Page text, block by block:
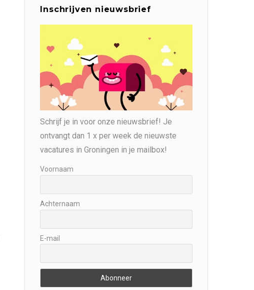
Inschrijven nieuwsbrief
Schrijf je in voor onze nieuwsbrief! Je
ontvangt dan 1 x per week de nieuwste
vacatures in Groningen in je mailbox!
Voornaam
Achternaam
E-mail